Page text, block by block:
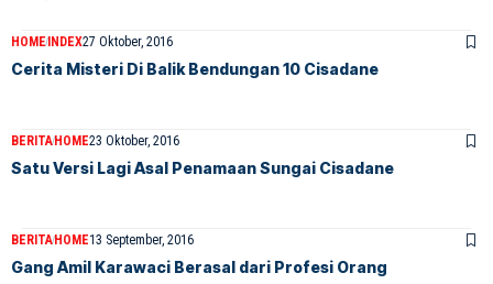
HOMEINDEX27 Oktober, 2016
Cerita Misteri Di Balik Bendungan 10 Cisadane
BERITAHOME23 Oktober, 2016
Satu Versi Lagi Asal Penamaan Sungai Cisadane
BERITAHOME13 September, 2016
Gang Amil Karawaci Berasal dari Profesi Orang